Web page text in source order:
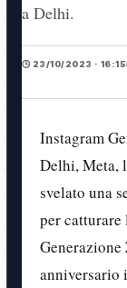
a Delhi.
🕒 23/10/2023 · 16:15
Instagram
Delhi, Meta,
svelato una
per
anniversario